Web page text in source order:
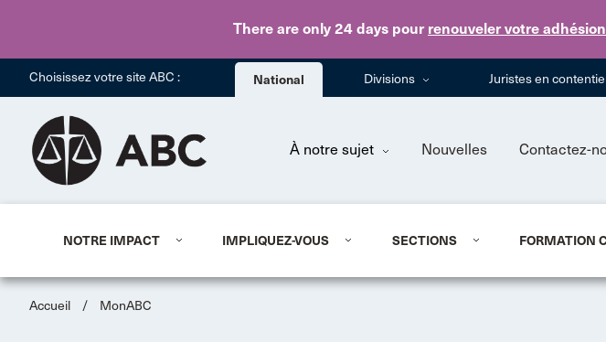
There are only 24 days pour renouveler votre adhésion
Choisissez votre site ABC : National Divisions Juristes en
À notre sujet Nouvelles Contactez-
NOTRE IMPACT IMPLIQUEZ-VOUS SECTIONS FORMATION
Accueil / MonABC